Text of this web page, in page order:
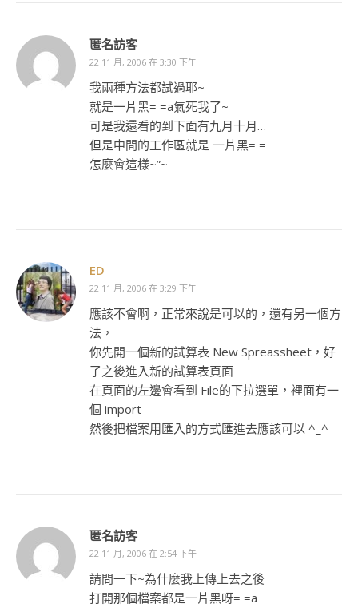
匿名訪客
22 11 月, 2006 在 3:30 下午
我兩種方法都試過耶~
就是一片黑= =a氣死我了~
可是我還看的到下面有九月十月…
但是中間的工作區就是 一片黑= =
怎麼會這樣~”~
ED
22 11 月, 2006 在 3:29 下午
應該不會啊，正常來說是可以的，還有另一個方
法，
你先開一個新的試算表 New Spreassheet，好
了之後進入新的試算表頁面
在頁面的左邊會看到 File的下拉選單，裡面有一
個 import
然後把檔案用匯入的方式匯進去應該可以 ^_^
匿名訪客
22 11 月, 2006 在 2:54 下午
請問一下~為什麼我上傳上去之後
打開那個檔案都是一片黑呀= =a